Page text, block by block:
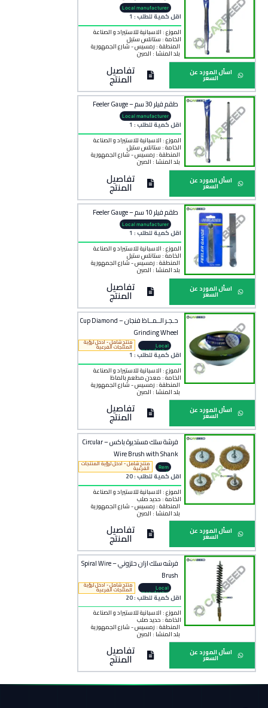
Local manufacturer
اقل كمية للطلب : 1
الموزع : الاسبانية للاستيراد و الصناعة
الخامة : ستانلس ستيل
المنطقة : رمسيس - شارع الجمهورية
بلد المنشأ :الصين
اسأل المورد عن
السعر تفاصيل
المنتج
طقم فيلر 30 سم – Feeler Gauge
Local manufacturer
اقل كمية للطلب : 1
الموزع : الاسبانية للاستيراد و الصناعة
الخامة : ستانلس ستيل
المنطقة : رمسيس - شارع الجمهورية
بلد المنشأ :الصين
اسأل المورد عن
السعر تفاصيل
المنتج
طقم فيلر 10 سم – Feeler Gauge
Local manufacturer
اقل كمية للطلب : 1
الموزع : الاسبانية للاستيراد و الصناعة
الخامة : ستانلس ستيل
المنطقة : رمسيس - شارع الجمهورية
بلد المنشأ :الصين
اسأل المورد عن
السعر تفاصيل
المنتج
حـجـر الــمــاظ فنجان – Cup Diamond
Grinding Wheel
Local
manufactur
er
منتج شامل - ادخل لرؤية
المنتجات الفرعية
اقل كمية للطلب : 1
الموزع : الاسبانية للاستيراد و الصناعة
الخامة : معدن مطعم بالماظ
المنطقة : رمسيس - شارع الجمهورية
بلد المنشأ :الصين
اسأل المورد عن
السعر تفاصيل
المنتج
فرشة سلك مستديرة باكس – Circular
Wire Brush with Shank
Rem
o
منتج شامل - ادخل لرؤية المنتجات
الفرعية
اقل كمية للطلب : 20
الموزع : الاسبانية للاستيراد و الصناعة
الخامة : حديد صلب
المنطقة : رمسيس - شارع الجمهورية
بلد المنشأ :الصين
اسأل المورد عن
السعر تفاصيل
المنتج
فرشه سلك ازان حلزوني – Spiral Wire
Brush
Local
manufactur
er
منتج شامل - ادخل لرؤية
المنتجات الفرعية
اقل كمية للطلب : 20
الموزع : الاسبانية للاستيراد و الصناعة
الخامة : حديد صلب
المنطقة : رمسيس - شارع الجمهورية
بلد المنشأ : الصين
اسأل المورد عن
السعر تفاصيل
المنتج